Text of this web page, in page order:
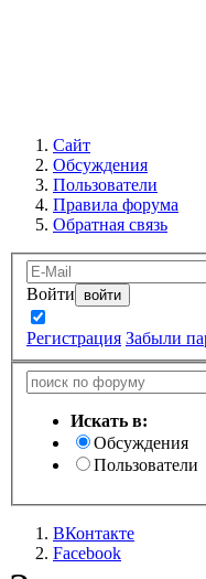
Сайт
Обсуждения
Пользователи
Правила форума
Обратная связь
Войти
Регистрация Забыли
Искать в:
Обсуждения
Пользователи
ВКонтакте
Facebook